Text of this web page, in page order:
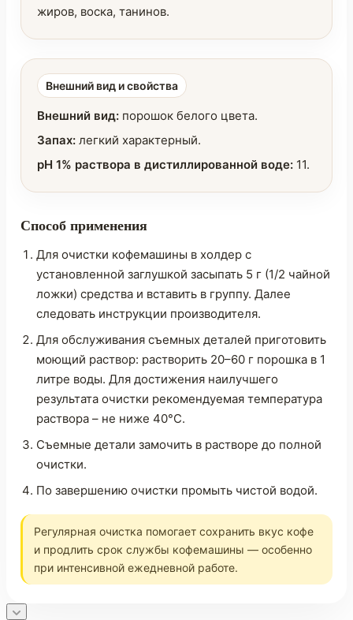
жиров, воска, танинов.
Внешний вид и свойства
Внешний вид: порошок белого цвета.
Запах: легкий характерный.
pH 1% раствора в дистиллированной воде: 11.
Способ применения
Для очистки кофемашины в холдер с
установленной заглушкой засыпать 5 г (1/2 чайной
ложки) средства и вставить в группу. Далее
следовать инструкции производителя.
Для обслуживания съемных деталей приготовить
моющий раствор: растворить 20–60 г порошка в 1
литре воды. Для достижения наилучшего
результата очистки рекомендуемая температура
раствора – не ниже 40°С.
Съемные детали замочить в растворе до полной
очистки.
По завершению очистки промыть чистой водой.
Регулярная очистка помогает сохранить вкус кофе
и продлить срок службы кофемашины — особенно
при интенсивной ежедневной работе.